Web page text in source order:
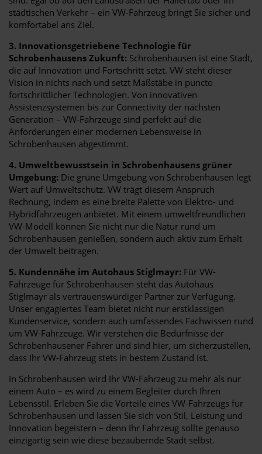
städtischen Verkehr – ein VW-Fahrzeug bringt Sie sicher und
komfortabel ans Ziel.
3. Innovationsgetriebene Technologie für
Schrobenhausens Zukunft: Schrobenhausen ist eine Stadt,
die auf Innovation und Fortschritt setzt. VW steht dieser
Vision in nichts nach und setzt Maßstäbe in puncto
fortschrittlicher Technologien. Von innovativen
Assistenzsystemen bis zur Connectivity der nächsten
Generation – VW-Fahrzeuge sind perfekt auf die
Anforderungen einer modernen Lebensweise in
Schrobenhausen abgestimmt.
4. Umweltbewusstsein in Schrobenhausens grüner
Umgebung: Die grüne Umgebung von Schrobenhausen legt
Wert auf Umweltschutz. VW trägt diesem Anspruch
Rechnung, indem es eine breite Palette von Elektro- und
Hybridfahrzeugen anbietet. Mit einem umweltfreundlichen
VW-Modell können Sie nicht nur die Natur rund um
Schrobenhausen genießen, sondern auch aktiv zum Erhalt
der Umwelt beitragen.
5. Kundennähe im Autohaus Stiglmayr: Für VW-
Fahrzeuge für Schrobenhausen steht das Autohaus
Stiglmayr als vertrauenswürdiger Partner zur Verfügung.
Unser engagiertes Team bietet nicht nur erstklassigen
Kundenservice, sondern auch umfassendes Fachwissen rund
um VW-Fahrzeuge. Wir verstehen die Bedürfnisse der
Schrobenhausener Fahrer und sind hier, um sicherzustellen,
dass Ihr VW-Fahrzeug stets in bestem Zustand ist.
In Schrobenhausen wird Ihr VW-Fahrzeug zu mehr als nur
einem Auto – es wird zu einem Begleiter durch Ihren
Lebensstil. Erleben Sie die Vorteile eines VW-Fahrzeugs für
Schrobenhausen und lassen Sie sich von Stil, Leistung und
Innovation begeistern – denn Ihr Fahrzeug sollte genauso
einzigartig sein wie diese bezaubernde Stadt selbst.